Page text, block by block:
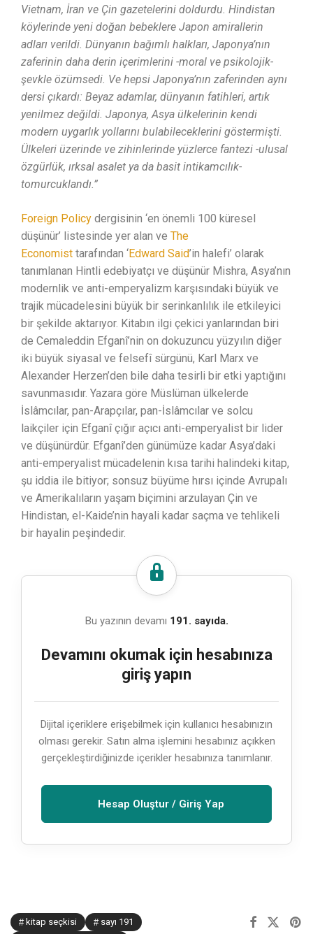
Vietnam, İran ve Çin gazetelerini doldurdu. Hindistan
köylerinde yeni doğan bebeklere Japon amirallerin
adları verildi. Dünyanın bağımlı halkları, Japonya’nın
zaferinin daha derin içerimlerini -moral ve psikolojik-
şevkle özümsedi. Ve hepsi Japonya’nın zaferinden aynı
dersi çıkardı: Beyaz adamlar, dünyanın fatihleri, artık
yenilmez değildi. Japonya, Asya ülkelerinin kendi
modern uygarlık yollarını bulabileceklerini göstermişti.
Ülkeleri üzerinde ve zihinlerinde yüzlerce fantezi -ulusal
özgürlük, ırksal asalet ya da basit intikamcılık-
tomurcuklandı.”
Foreign Policy dergisinin ‘en önemli 100 küresel
düşünür’ listesinde yer alan ve The
Economist tarafından ‘Edward Said’in halefi’ olarak
tanımlanan Hintli edebiyatçı ve düşünür Mishra, Asya’nın
modernlik ve anti-emperyalizm karşısındaki büyük ve
trajik mücadelesini büyük bir serinkanlılık ile etkileyici
bir şekilde aktarıyor. Kitabın ilgi çekici yanlarından biri
de Cemaleddin Efganî’nin on dokuzuncu yüzyılın diğer
iki büyük siyasal ve felsefî sürgünü, Karl Marx ve
Alexander Herzen’den bile daha tesirli bir etki yaptığını
savunmasıdır. Yazara göre Müslüman ülkelerde
İslâmcılar, pan-Arapçılar, pan-İslâmcılar ve solcu
laikçiler için Efganî çığır açıcı anti-emperyalist bir lider
ve düşünürdür. Efganî’den günümüze kadar Asya’daki
anti-emperyalist mücadelenin kısa tarihi halindeki kitap,
şu iddia ile bitiyor; sonsuz büyüme hırsı içinde Avrupalı
ve Amerikalıların yaşam biçimini arzulayan Çin ve
Hindistan, el-Kaide’nin hayali kadar saçma ve tehlikeli
bir hayalin peşindedir.
Bu yazının devamı 191. sayıda.
Devamını okumak için hesabınıza
giriş yapın
Dijital içeriklere erişebilmek için kullanıcı hesabınızın
olması gerekir. Satın alma işlemini hesabınız açıkken
gerçekleştirdiğinizde içerikler hesabınıza tanımlanır.
Hesap Oluştur / Giriş Yap
kitap seçkisi
sayı 191